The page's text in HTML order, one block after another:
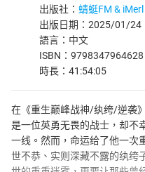
出版社： 蜻蜓FM & iMerl
出版日期：2025/01/24
語言：中文
ISBN：9798347964628
時長：41:54:05
在《重生巅峰战神/纨绔/逆袭
是一位英勇无畏的战士，却不
一线。然而，命运给了他一次
世不恭、实则深藏不露的纨绔